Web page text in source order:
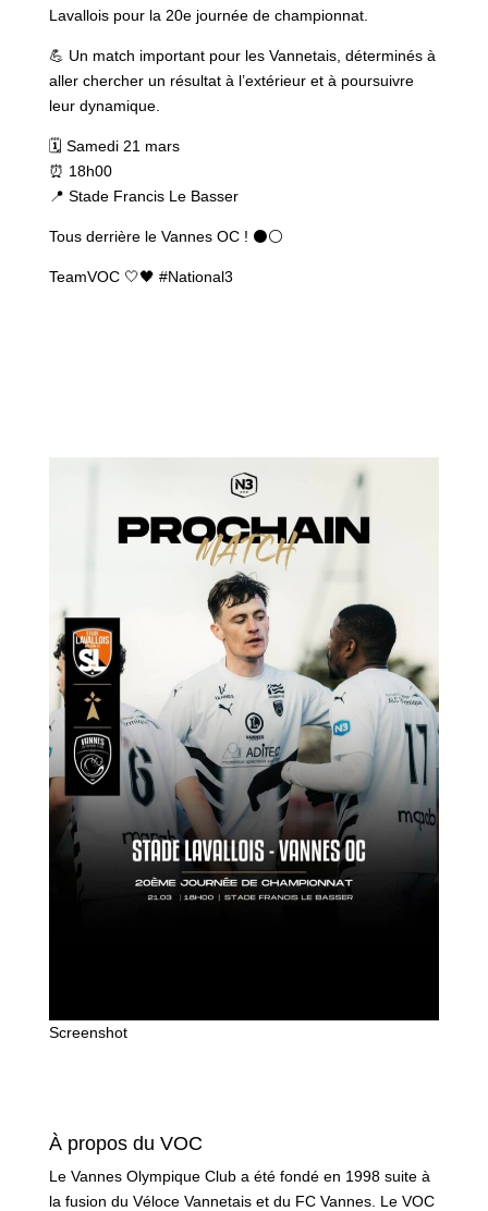
Lavallois pour la 20e journée de championnat.
💪 Un match important pour les Vannetais, déterminés à
aller chercher un résultat à l’extérieur et à poursuivre
leur dynamique.
🗓️ Samedi 21 mars
⏰ 18h00
📍 Stade Francis Le Basser
Tous derrière le Vannes OC ! ⚫️⚪️
TeamVOC 🤍🖤 #National3
Screenshot
À propos du VOC
Le Vannes Olympique Club a été fondé en 1998 suite à
la fusion du Véloce Vannetais et du FC Vannes. Le VOC